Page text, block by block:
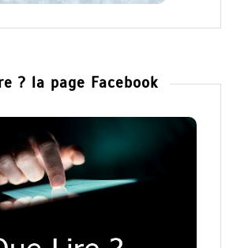
? la page Facebook